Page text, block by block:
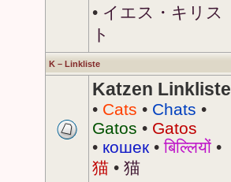
• イエス・キリス
ト
K – Linkliste
Katzen Linkliste
• Cats • Chats •
Gatos • Gatos
• кошек •बिल्लियों •
猫 • 猫